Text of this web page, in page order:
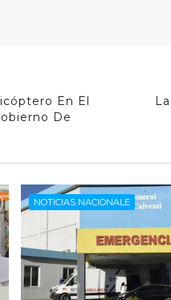
En El
De
NOTICIAS NACIONALE